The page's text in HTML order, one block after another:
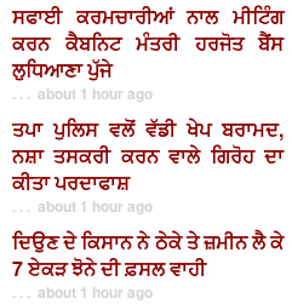
ਸਫਾਈ ਕਰਮਚਾਰੀਆਂ ਨਾਲ ਮੀਟਿੰਗ
ਕਰਨ ਕੈਬਨਿਟ ਮੰਤਰੀ ਹਰਜੋਤ ਬੈਂਸ
ਲੁਧਿਆਣਾ ਪੁੱਜੇ
. . . about 1 hour ago
ਤਪਾ ਪੁਲਿਸ ਵਲੋਂ ਵੱਡੀ ਖੇਪ ਬਰਾਮਦ,
ਨਸ਼ਾ ਤਸਕਰੀ ਕਰਨ ਵਾਲੇ ਗਿਰੋਹ ਦਾ
ਕੀਤਾ ਪਰਦਾਫਾਸ਼
. . . about 1 hour ago
ਦਿਉਣ ਦੇ ਕਿਸਾਨ ਨੇ ਠੇਕੇ ਤੇ ਜ਼ਮੀਨ ਲੈ ਕੇ
7 ਏਕੜ ਝੋਨੇ ਦੀ ਫ਼ਸਲ ਵਾਹੀ
. . . about 1 hour ago